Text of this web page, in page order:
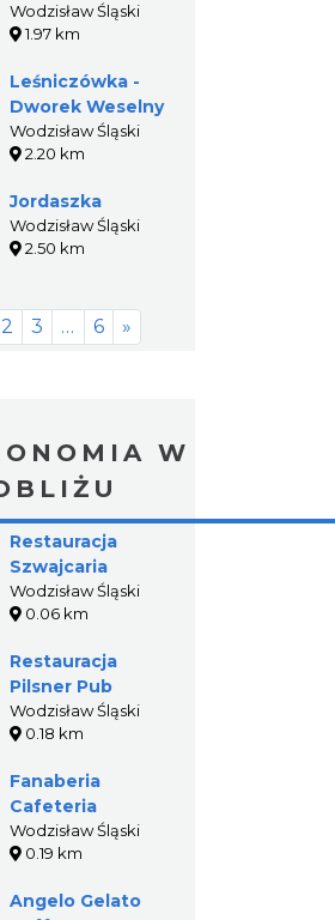
Wodzisław Śląski
1.97 km
Leśniczówka -
Dworek Weselny
Wodzisław Śląski
2.20 km
Jordaszka
Wodzisław Śląski
2.50 km
2 3 … 6 »
W
Restauracja
Szwajcaria
Wodzisław Śląski
0.06 km
Restauracja
Pilsner Pub
Wodzisław Śląski
0.18 km
Fanaberia
Cafeteria
Wodzisław Śląski
0.19 km
Angelo Gelato